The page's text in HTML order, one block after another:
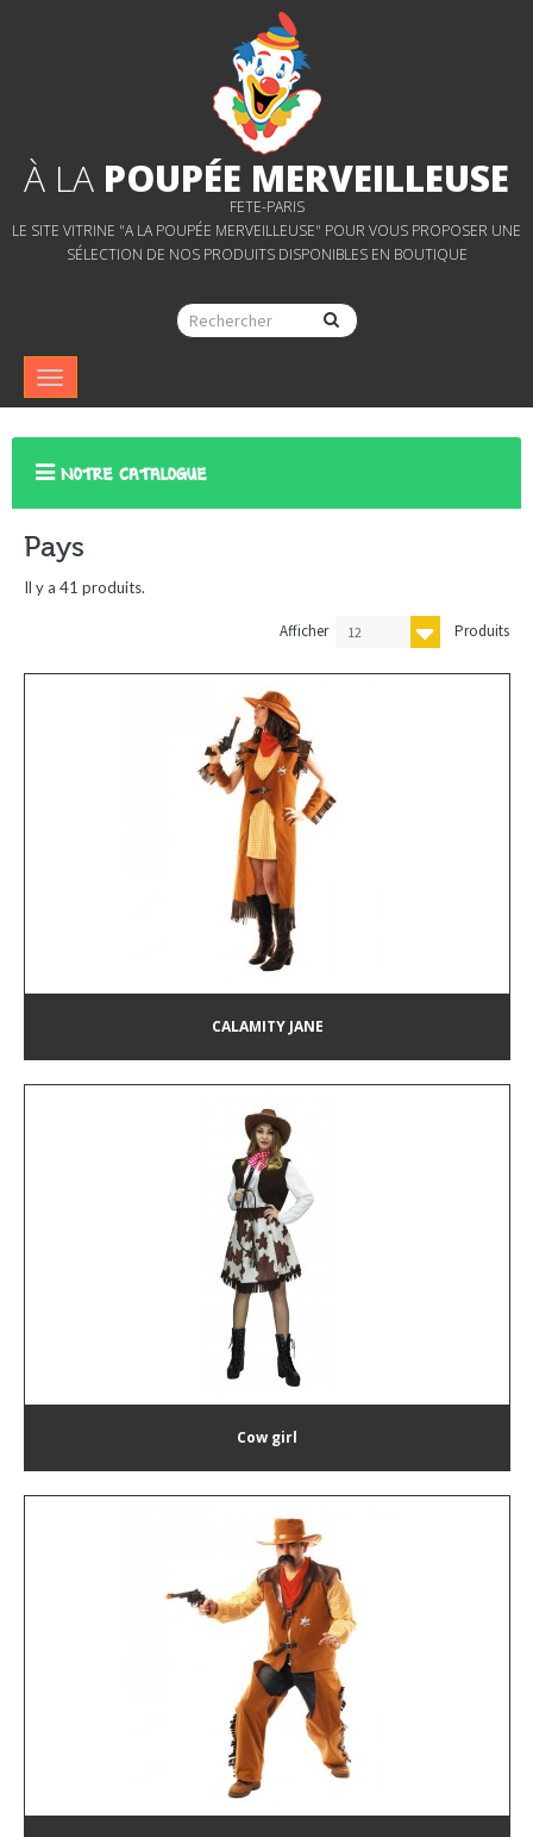
À LA POUPÉE MERVEILLEUSE
FETE-PARIS
LE SITE VITRINE "A LA POUPÉE MERVEILLEUSE" POUR VOUS PROPOSER UNE
SÉLECTION DE NOS PRODUITS DISPONIBLES EN BOUTIQUE
Navigation
bascule
NOTRE CATALOGUE
Pays
Il y a 41 produits.
Afficher 12 Produits
CALAMITY JANE
Cow girl